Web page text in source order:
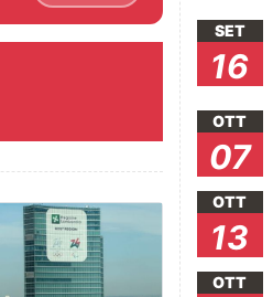
SET
16
OTT
07
OTT
13
OTT